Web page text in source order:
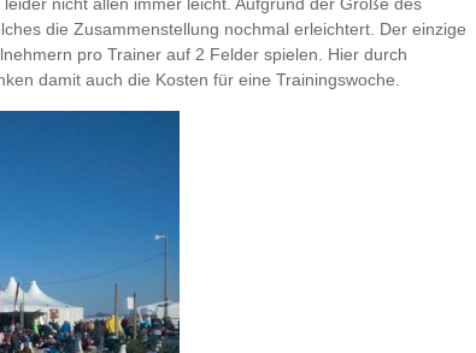
die Zusammenstellung nochmal erleichtert. Der einzige
pro Trainer auf 2 Felder spielen. Hier durch
damit auch die Kosten für eine Trainingswoche.